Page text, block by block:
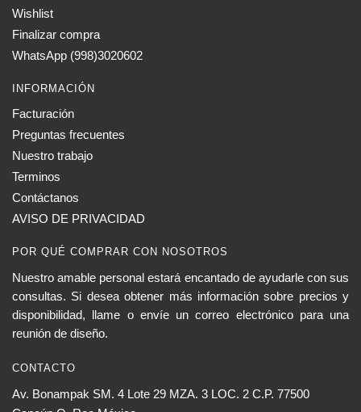
Wishlist
Finalizar compra
WhatsApp (998)3020602
INFORMACIÓN
Facturación
Preguntas frecuentes
Nuestro trabajo
Terminos
Contáctanos
AVISO DE PRIVACIDAD
POR QUÉ COMPRAR CON NOSOTROS
Nuestro amable personal estará encantado de ayudarle con sus
consultas. Si desea obtener más información sobre precios y
disponibilidad, llame o envíe un correo electrónico para una
reunión de diseño.
CONTACTO
Av. Bonampak SM. 4 Lote 29 MZA. 3 LOC. 2 C.P. 77500